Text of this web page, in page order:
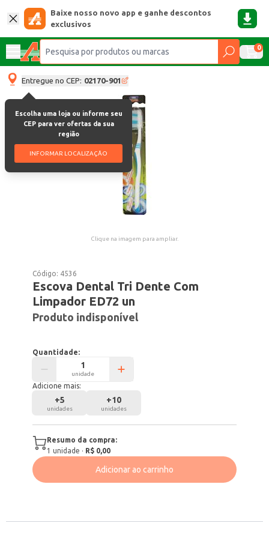
Baixe nosso novo app e ganhe descontos
exclusivos
0
Entregue no CEP: 02170-901
Escolha uma loja ou informe seu
CEP para ver ofertas da sua
região
INFORMAR LOCALIZAÇÃO
Clique na imagem para ampliar.
Código: 4536
Escova Dental Tri Dente Com
Limpador ED72 un
Produto indisponível
Quantidade:
unidade
Adicione mais:
+5
unidades
+10
unidades
Resumo da compra:
1 unidade · R$ 0,00
Adicionar ao carrinho